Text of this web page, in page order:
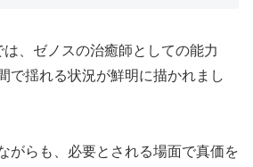
、ゼノスの治癒師としての能力
で揺れる状況が鮮明に描かれまし
がらも、必要とされる場面で真価を